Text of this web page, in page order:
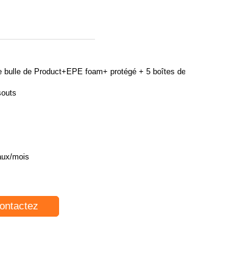
bulle de Product+EPE foam+ protégé + 5 boîtes de
mois